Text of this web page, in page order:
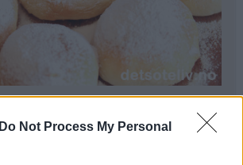
Do Not Process My Personal